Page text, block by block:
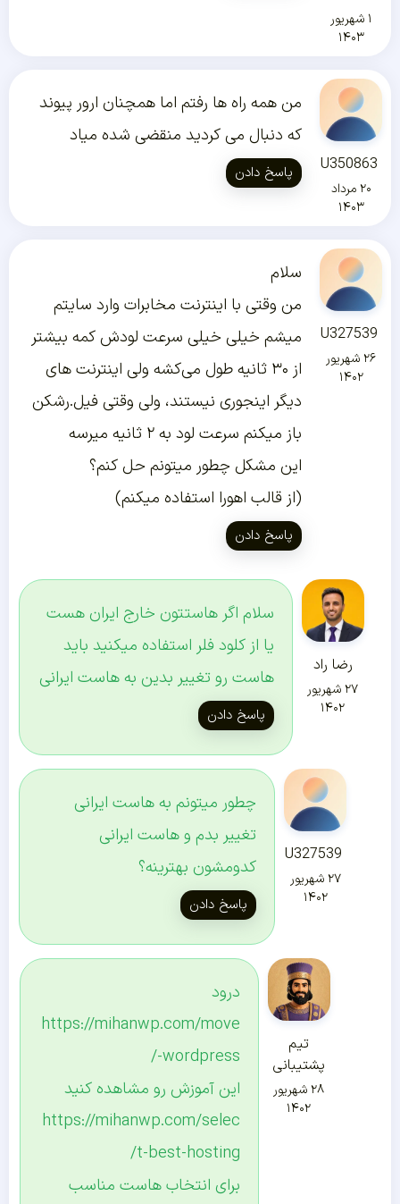
۱ شهریور
۱۴۰۳
U350863
۲۰ مرداد
۱۴۰۳
من همه راه ها رفتم اما همچنان ارور پیوند
که دنبال می کردید منقضی شده میاد
پاسخ دادن
U327539
۲۶ شهریور
۱۴۰۲
سلام
من وقتی با اینترنت مخابرات وارد سایتم
میشم خیلی خیلی سرعت لودش کمه بیشتر
از ۳۰ ثانیه طول می‌کشه ولی اینترنت های
دیگر اینجوری نیستند، ولی وقتی فیل.رشکن
باز میکنم سرعت لود به ۲ ثانیه میرسه
این مشکل چطور میتونم حل کنم؟
(از قالب اهورا استفاده میکنم)
پاسخ دادن
رضا راد
۲۷ شهریور
۱۴۰۲
سلام اگر هاستتون خارج ایران هست
یا از کلود فلر استفاده میکنید باید
هاست رو تغییر بدین به هاست ایرانی
پاسخ دادن
U327539
۲۷ شهریور
۱۴۰۲
چطور میتونم به هاست ایرانی
تغییر بدم و هاست ایرانی
کدومشون بهترینه؟
پاسخ دادن
تیم
پشتیبانی
۲۸ شهریور
۱۴۰۲
درود
https://mihanwp.com/move
-wordpress/
این آموزش رو مشاهده کنید
https://mihanwp.com/selec
t-best-hosting/
برای انتخاب هاست مناسب